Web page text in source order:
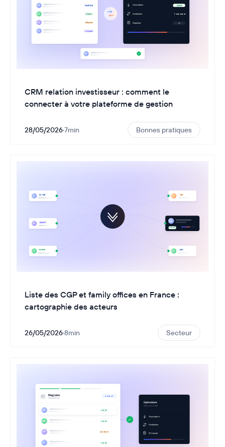
CRM relation investisseur : comment le
connecter à votre plateforme de gestion
28/05/2026·7min Bonnes pratiques
Liste des CGP et family offices en France :
cartographie des acteurs
26/05/2026·8min Secteur